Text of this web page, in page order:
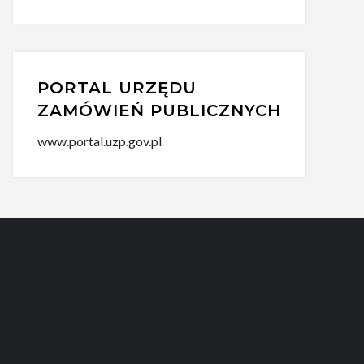
PORTAL URZĘDU
ZAMÓWIEŃ PUBLICZNYCH
www.portal.uzp.gov.pl